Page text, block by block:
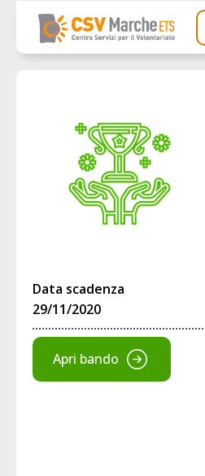
Data scadenza
29/11/2020
Apri bando